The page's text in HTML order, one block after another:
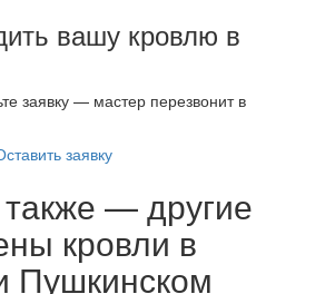
вашу кровлю в
заявку — мастер перезвонит в
заявку
— другие
кровли в
Пушкинском